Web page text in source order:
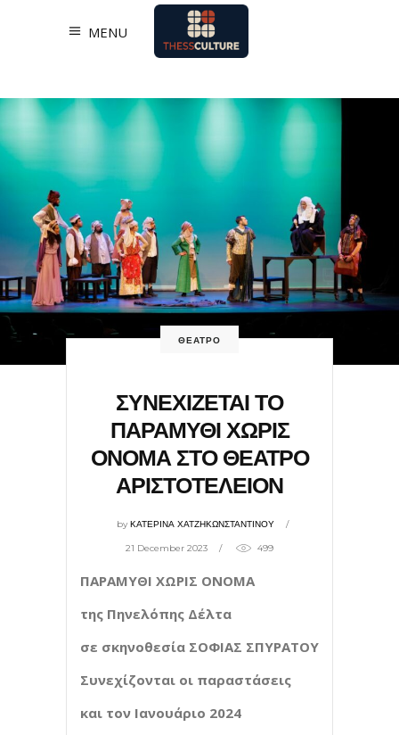
MENU
ΘΕΑΤΡΟ
ΣΥΝΕΧΙΖΕΤΑΙ ΤΟ
ΠΑΡΑΜΥΘΙ ΧΩΡΙΣ
ΟΝΟΜΑ ΣΤΟ ΘΕΑΤΡΟ
ΑΡΙΣΤΟΤΕΛΕΙΟΝ
byΚΑΤΕΡΙΝΑ ΧΑΤΖΗΚΩΝΣΤΑΝΤΙΝΟΥ
21 December 2023 499
ΠΑΡΑΜΥΘΙ ΧΩΡΙΣ ΟΝΟΜΑ
της Πηνελόπης Δέλτα
σε σκηνοθεσία ΣΟΦΙΑΣ ΣΠΥΡΑΤΟΥ
Συνεχίζονται οι παραστάσεις
και τον Ιανουάριο 2024